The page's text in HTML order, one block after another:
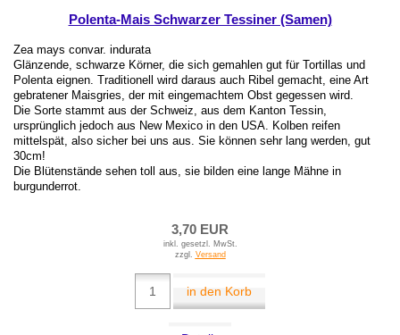
Polenta-Mais Schwarzer Tessiner (Samen)
Zea mays convar. indurata
Glänzende, schwarze Körner, die sich gemahlen gut für Tortillas und
Polenta eignen. Traditionell wird daraus auch Ribel gemacht, eine Art
gebratener Maisgries, der mit eingemachtem Obst gegessen wird.
Die Sorte stammt aus der Schweiz, aus dem Kanton Tessin,
ursprünglich jedoch aus New Mexico in den USA. Kolben reifen
mittelspät, also sicher bei uns aus. Sie können sehr lang werden, gut
30cm!
Die Blütenstände sehen toll aus, sie bilden eine lange Mähne in
burgunderrot.
3,70 EUR
inkl. gesetzl. MwSt.
zzgl. Versand
in den Korb